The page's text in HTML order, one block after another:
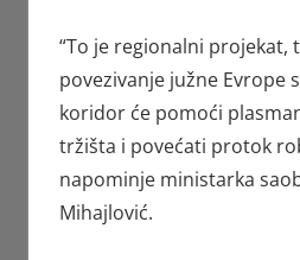
“To je regionalni projekat,
povezivanje južne Evrope
koridor će pomoći
tržišta i povećati protok
napominje ministarka
Mihajlović.